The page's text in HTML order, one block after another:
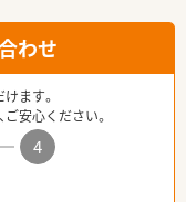
わせ
ます。
安心ください。
4